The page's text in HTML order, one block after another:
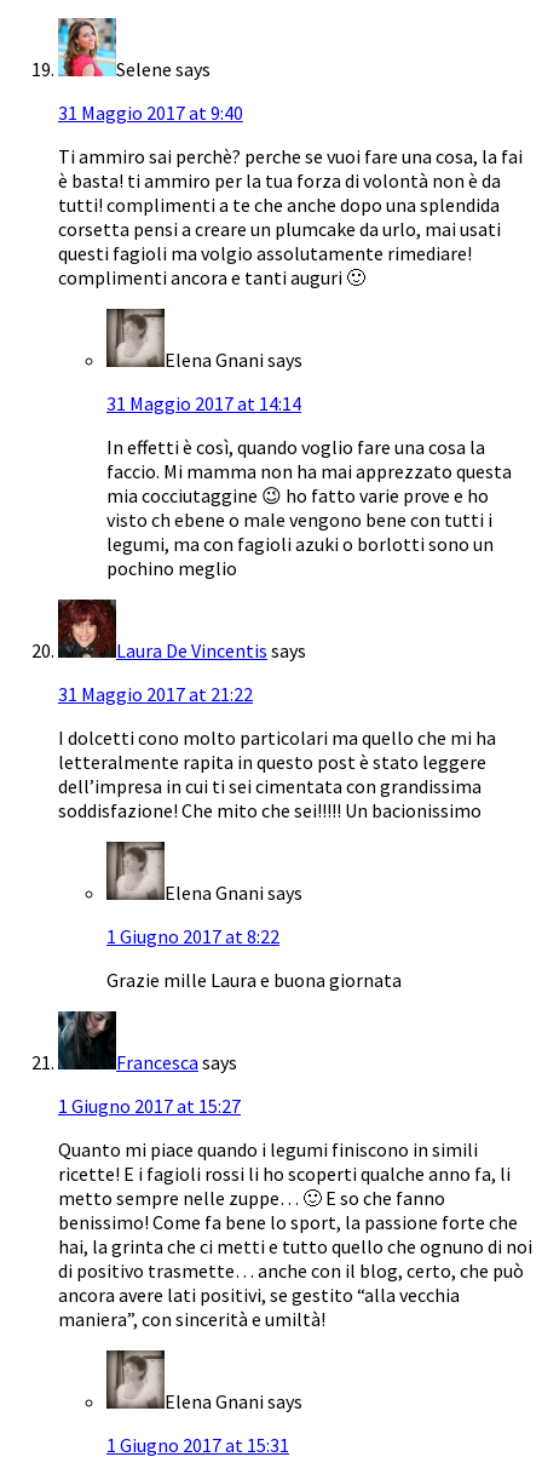
Selene says
31 Maggio 2017 at 9:40
Ti ammiro sai perchè? perche se vuoi fare una cosa, la fai
è basta! ti ammiro per la tua forza di volontà non è da
tutti! complimenti a te che anche dopo una splendida
corsetta pensi a creare un plumcake da urlo, mai usati
questi fagioli ma volgio assolutamente rimediare!
complimenti ancora e tanti auguri 🙂
Elena Gnanisays
31 Maggio 2017 at 14:14
In effetti è così, quando voglio fare una cosa la
faccio. Mi mamma non ha mai apprezzato questa
mia cocciutaggine 😉 ho fatto varie prove e ho
visto ch ebene o male vengono bene con tutti i
legumi, ma con fagioli azuki o borlotti sono un
pochino meglio
Laura De Vincentis says
31 Maggio 2017 at 21:22
I dolcetti cono molto particolari ma quello che mi ha
letteralmente rapita in questo post è stato leggere
dell’impresa in cui ti sei cimentata con grandissima
soddisfazione! Che mito che sei!!!!! Un bacionissimo
Elena Gnanisays
1 Giugno 2017 at 8:22
Grazie mille Laura e buona giornata
Francesca says
1 Giugno 2017 at 15:27
Quanto mi piace quando i legumi finiscono in simili
ricette! E i fagioli rossi li ho scoperti qualche anno fa, li
metto sempre nelle zuppe… 🙂 E so che fanno
benissimo! Come fa bene lo sport, la passione forte che
hai, la grinta che ci metti e tutto quello che ognuno di noi
di positivo trasmette… anche con il blog, certo, che può
ancora avere lati positivi, se gestito “alla vecchia
maniera”, con sincerità e umiltà!
Elena Gnanisays
1 Giugno 2017 at 15:31